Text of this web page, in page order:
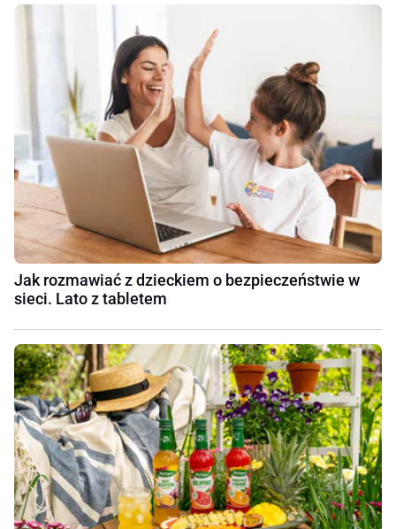
Jak rozmawiać z dzieckiem o bezpieczeństwie w
sieci. Lato z tabletem